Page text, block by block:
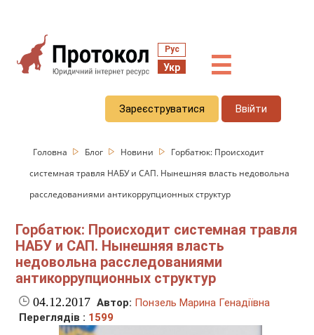
Рус
Укр ☰
Зареєструватися Ввійти
Головна Блог Новини
Горбатюк: Происходит
системная травля НАБУ и САП. Нынешняя власть недовольна
расследованиями антикоррупционных структур
Горбатюк: Происходит системная травля
НАБУ и САП. Нынешняя власть
недовольна расследованиями
антикоррупционных структур
04.12.2017 Автор: Понзель Марина Генадіївна
Переглядів : 1599